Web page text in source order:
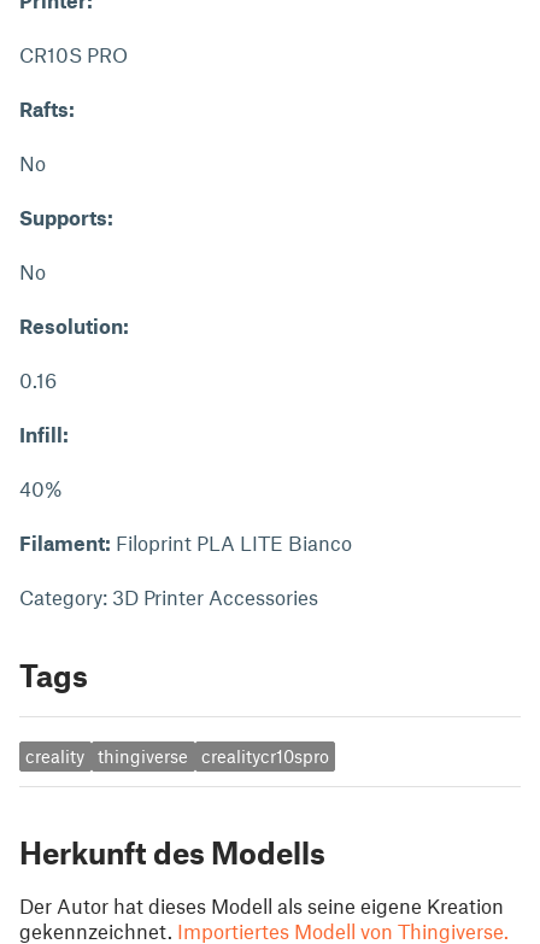
CR10S PRO
Rafts:
No
Supports:
No
Resolution:
0.16
Infill:
40%
Filament: Filoprint PLA LITE Bianco
Category: 3D Printer Accessories
Tags
creality thingiverse crealitycr10spro
Herkunft des Modells
Der Autor hat dieses Modell als seine eigene Kreation
gekennzeichnet. Importiertes Modell von Thingiverse.